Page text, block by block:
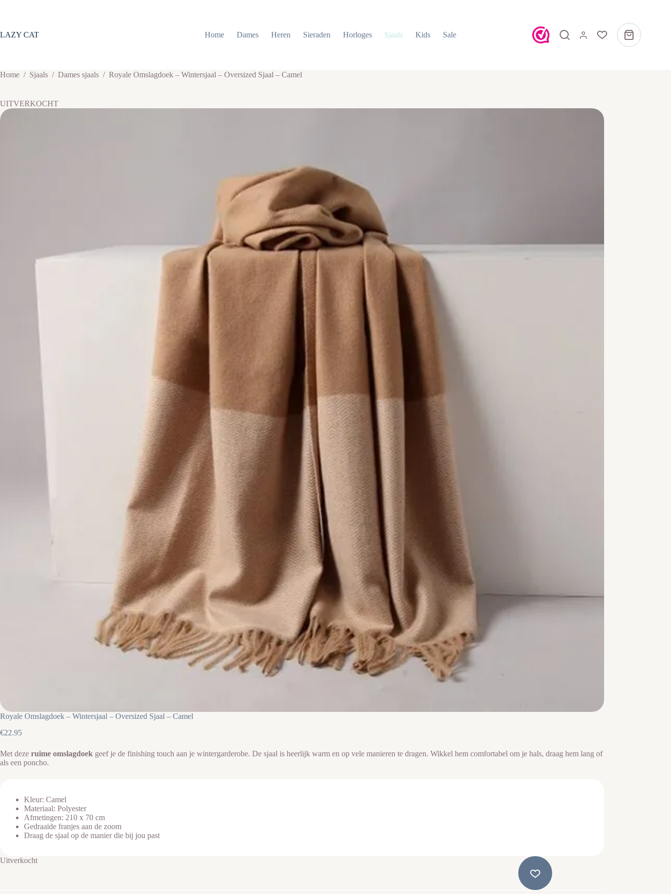
inhoud
LAZY CAT Home Dames Heren Sieraden Horloges Sjaals Kids Sale Winkelwagen
Home / Sjaals / Dames sjaals / Royale Omslagdoek – Wintersjaal – Oversized Sjaal – Camel
UITVERKOCHT
Royale Omslagdoek – Wintersjaal – Oversized Sjaal – Camel
€22.95
Met deze ruime omslagdoek geef je de finishing touch aan je wintergarderobe. De sjaal is heerlijk warm en op vele manieren te dragen. Wikkel hem comfortabel om je hals, draag hem lang of
als een poncho.
Kleur: Camel
Materiaal: Polyester
Afmetingen: 210 x 70 cm
Gedraaide franjes aan de zoom
Draag de sjaal op de manier die bij jou past
Uitverkocht